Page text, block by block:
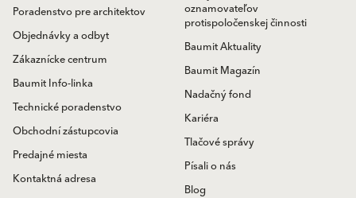
oznamovateľov
protispoločenskej činnosti
Baumit Aktuality
Baumit Magazín
Nadačný fond
Kariéra
Tlačové správy
Písali o nás
Blog
Poradenstvo pre architektov
Objednávky a odbyt
Zákaznícke centrum
Baumit Info-linka
Technické poradenstvo
Obchodní zástupcovia
Predajné miesta
Kontaktná adresa